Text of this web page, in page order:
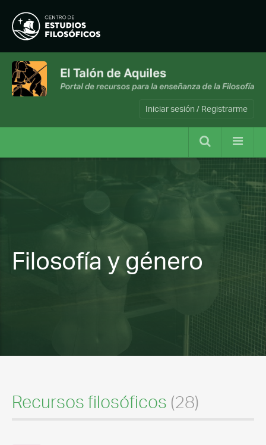
Iniciar sesión / Registrarme
Filosofía y género
Recursos filosóficos (28)